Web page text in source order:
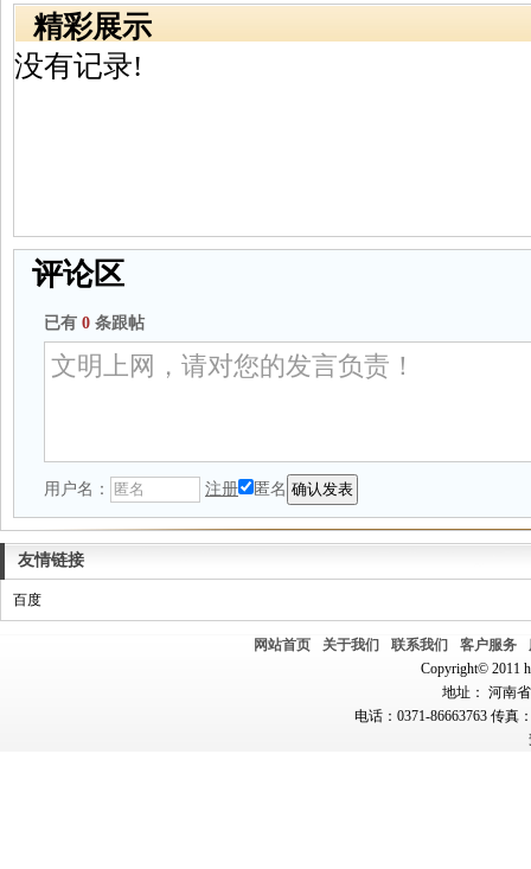
精彩展示
没有记录!
评论区
已有 0 条跟帖
用户名： 注册 匿名
友情链接
百度
网站首页 关于我们 联系我们 客户服务
Copyright© 2011
地址： 河南
电话：0371-86663763 传真